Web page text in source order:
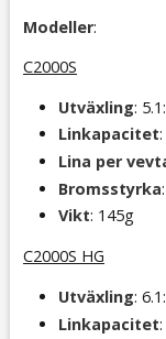
Modeller:
C2000S
Utväxling:
Linkapacitet
Lina per
Bromsstyrka
Vikt: 145g
C2000S HG
Utväxling:
Linkapacitet